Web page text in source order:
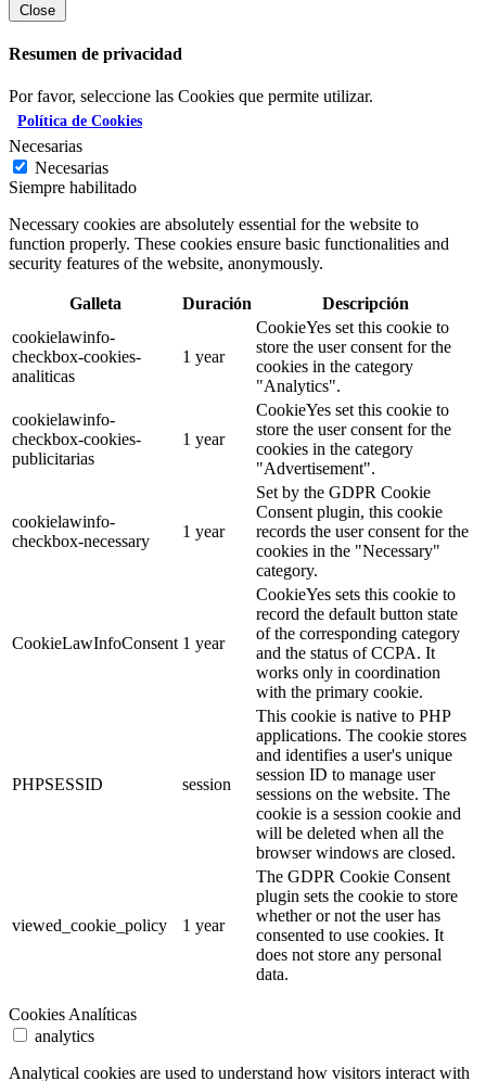
Close
Resumen de privacidad
Por favor, seleccione las Cookies que permite utilizar.
Política de Cookies
Necesarias
Necesarias
Siempre habilitado
Necessary cookies are absolutely essential for the website to
function properly. These cookies ensure basic functionalities and
security features of the website, anonymously.
Galleta Duración
Descripción
cookielawinfo-
checkbox-cookies-
analiticas
1 year
CookieYes set this cookie to
store the user consent for the
cookies in the category
"Analytics".
cookielawinfo-
checkbox-cookies-
publicitarias
1 year
CookieYes set this cookie to
store the user consent for the
cookies in the category
"Advertisement".
cookielawinfo-
checkbox-necessary
1 year
Set by the GDPR Cookie
Consent plugin, this cookie
records the user consent for the
cookies in the "Necessary"
category.
CookieLawInfoConsent 1 year
CookieYes sets this cookie to
record the default button state
of the corresponding category
and the status of CCPA. It
works only in coordination
with the primary cookie.
PHPSESSID session
This cookie is native to PHP
applications. The cookie stores
and identifies a user's unique
session ID to manage user
sessions on the website. The
cookie is a session cookie and
will be deleted when all the
browser windows are closed.
viewed_cookie_policy 1 year
The GDPR Cookie Consent
plugin sets the cookie to store
whether or not the user has
consented to use cookies. It
does not store any personal
data.
Cookies Analíticas
analytics
Analytical cookies are used to understand how visitors interact with